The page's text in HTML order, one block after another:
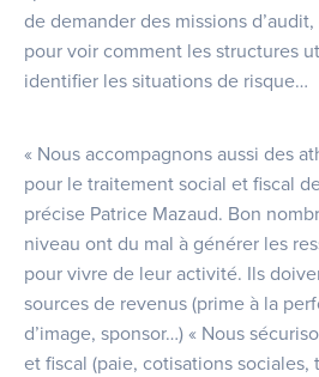
de demander des missions
pour voir comment les structures
identifier les situations de risque…
« Nous accompagnons aussi des
pour le traitement social et fiscal
précise Patrice Mazaud. Bon
niveau ont du mal à générer les
pour vivre de leur activité. Ils
sources de revenus (prime à la
d’image, sponsor…) « Nous
et fiscal (paie, cotisations